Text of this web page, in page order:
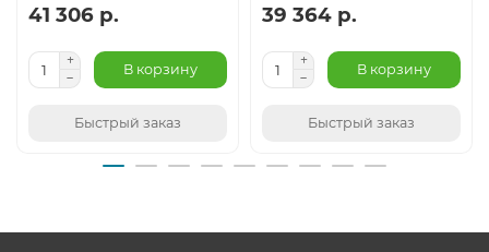
41 306 р.
В корзину
Быстрый заказ
39 364 р.
В корзину
Быстрый заказ